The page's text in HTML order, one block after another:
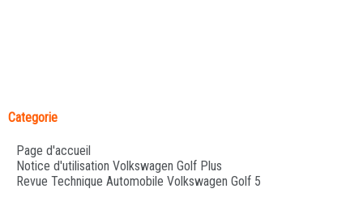
Categorie
Page d'accueil
Notice d'utilisation Volkswagen Golf Plus
Revue Technique Automobile Volkswagen Golf 5